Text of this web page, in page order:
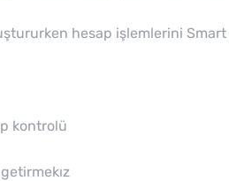
hesap işlemlerini Smart
kontrolü